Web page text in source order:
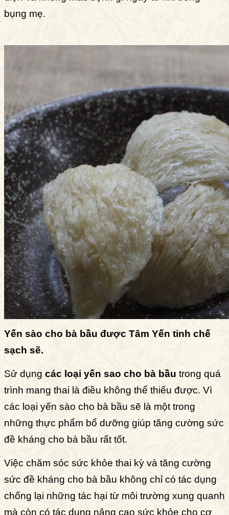
bụng mẹ.
Yến sào cho bà bầu được Tâm Yến tinh chế
sạch sẽ.
Sử dụng các loại yến sao cho bà bầu trong quá
trình mang thai là điều không thể thiếu được. Vì
các loại yến sào cho bà bầu sẽ là một trong
những thực phẩm bổ dưỡng giúp tăng cường sức
đề kháng cho bà bầu rất tốt.
Việc chăm sóc sức khỏe thai kỳ và tăng cường
sức đề kháng cho bà bầu không chỉ có tác dụng
chống lại những tác hại từ môi trường xung quanh
mà còn có tác dụng nâng cao sức khỏe cho cơ